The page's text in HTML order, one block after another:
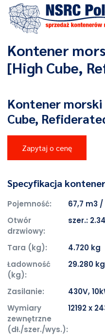
Kontener
[High Cube,
Kontener morski
Cube,
Zapytaj o cenę
Specyfikacja
Pojemność:
67,7 m3
Otwór
drzwiowy:
szer.:
Tara (kg):
4.720 kg
Ładowność
(kg):
29.280 kg
Zasilanie:
430V,
Wymiary
zewnętrzne
(dł./szer./wys.):
12192 x